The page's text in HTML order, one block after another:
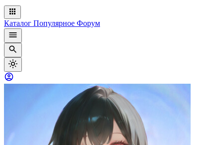
Каталог Популярное Форум